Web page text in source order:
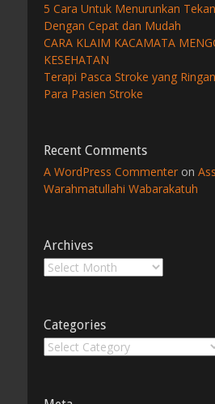
5 Cara Untuk Menurunkan
Dengan Cepat dan Mudah
CARA KLAIM KACAMATA
KESEHATAN
Terapi Pasca Stroke yang
Para Pasien Stroke
Recent Comments
A WordPress Commenter on
Warahmatullahi Wabarakatuh
Archives
Archives
Categories
Categories